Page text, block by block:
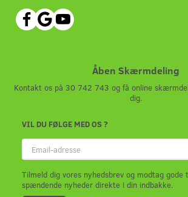
Åben Skærmdeling
Kontakt os på 30 742 743 og få online
dig.
VIL DU FØLGE MED OS ?
Email-
adresse
Tilmeld dig vores nyhedsbrev og modtag gode
spændende nyheder direkte i din indbakke.